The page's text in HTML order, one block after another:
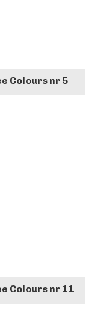
Colours nr 5
Colours nr 11